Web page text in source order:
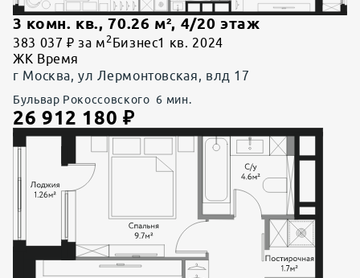
3 комн. кв., 70.26 м², 4/20 этаж
383 037 ₽ за м 2 Бизнес1 кв. 2024
ЖК Время
г Москва, ул Лермонтовская, влд 17
Бульвар Рокоссовского 6 мин.
26 912 180 ₽